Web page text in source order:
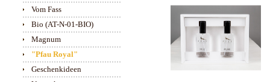
Vom Fass
Bio (AT-N-01-BIO)
Magnum
"Pfau Royal"
Geschenkideen